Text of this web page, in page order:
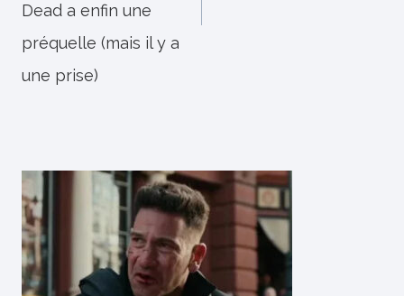
Dead a enfin une
préquelle (mais il y a
une prise)